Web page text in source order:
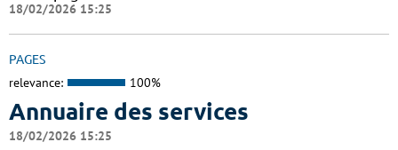
18/02/2026 15:25
PAGES
relevance: 100%
Annuaire des services
18/02/2026 15:25